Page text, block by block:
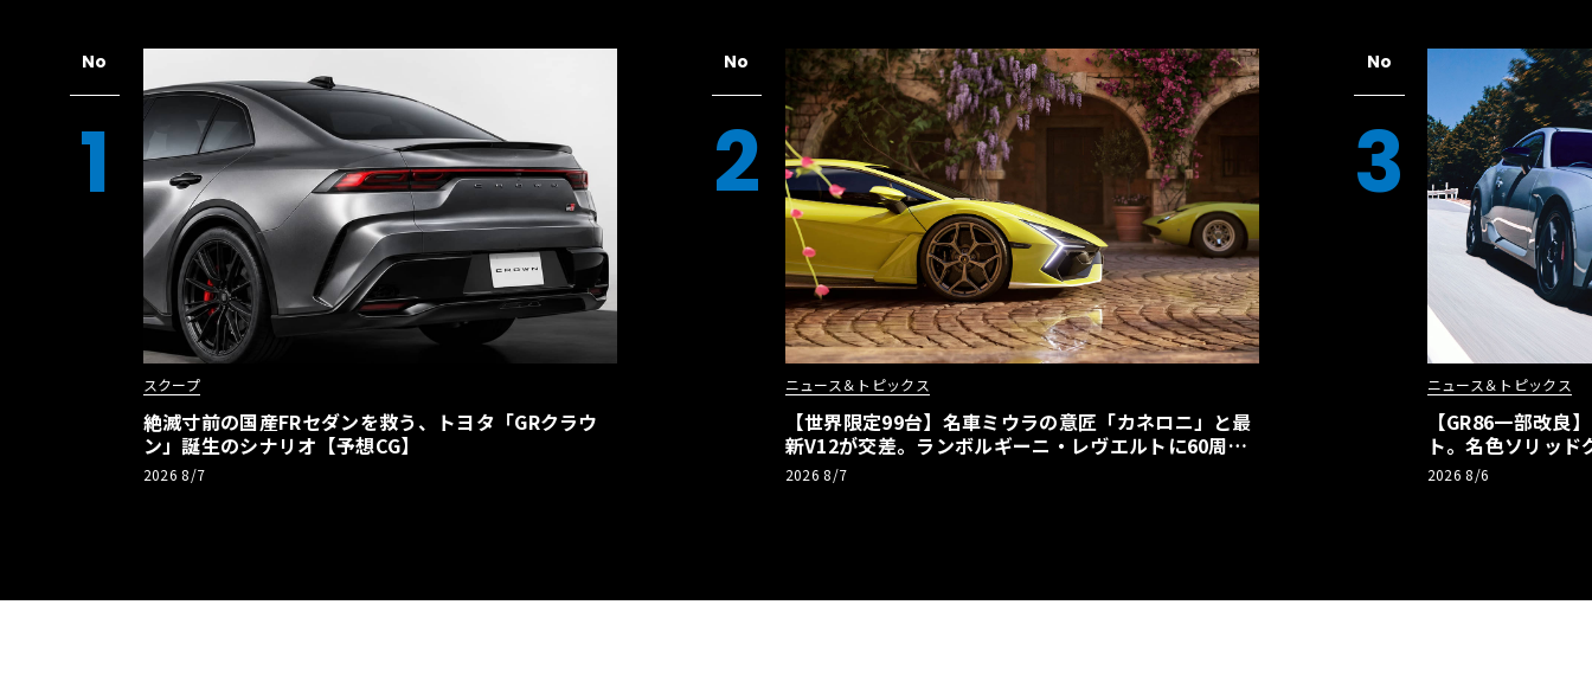
No
1
スクープ
絶滅寸前の国産FRセダンを救う、トヨタ「GRクラウ
ン」誕生のシナリオ【予想CG】
2026 8/7
No
2
ニュース＆トピックス
【世界限定99台】名車ミウラの意匠「カネロニ」と最
新V12が交差。ランボルギーニ・レヴエルトに60周年
記念車が登場
2026 8/7
No
3
ニュース＆トピックス
【GR86一部改良
ト。名色ソリッ
極みへ
2026 8/6